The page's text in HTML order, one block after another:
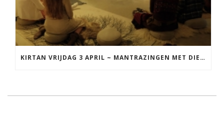
KIRTAN VRIJDAG 3 APRIL ~ MANTRAZINGEN MET DIEDERICK IN LEEUWARDEN